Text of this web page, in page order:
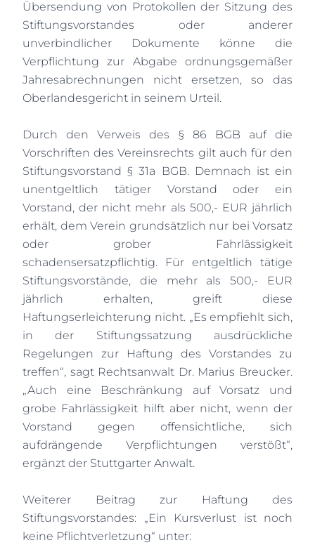
Übersendung von Protokollen der Sitzung des
Stiftungsvorstandes oder anderer
unverbindlicher Dokumente könne die
Verpflichtung zur Abgabe ordnungsgemäßer
Jahresabrechnungen nicht ersetzen, so das
Oberlandesgericht in seinem Urteil.
Durch den Verweis des § 86 BGB auf die
Vorschriften des Vereinsrechts gilt auch für den
Stiftungsvorstand § 31a BGB. Demnach ist ein
unentgeltlich tätiger Vorstand oder ein
Vorstand, der nicht mehr als 500,- EUR jährlich
erhält, dem Verein grundsätzlich nur bei Vorsatz
oder grober Fahrlässigkeit
schadensersatzpflichtig. Für entgeltlich tätige
Stiftungsvorstände, die mehr als 500,- EUR
jährlich erhalten, greift diese
Haftungserleichterung nicht. „Es empfiehlt sich,
in der Stiftungssatzung ausdrückliche
Regelungen zur Haftung des Vorstandes zu
treffen“, sagt Rechtsanwalt Dr. Marius Breucker.
„Auch eine Beschränkung auf Vorsatz und
grobe Fahrlässigkeit hilft aber nicht, wenn der
Vorstand gegen offensichtliche, sich
aufdrängende Verpflichtungen verstößt“,
ergänzt der Stuttgarter Anwalt.
Weiterer Beitrag zur Haftung des
Stiftungsvorstandes: „Ein Kursverlust ist noch
keine Pflichtverletzung“ unter: